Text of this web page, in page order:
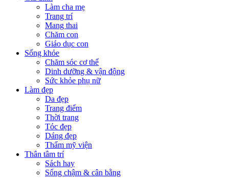
Làm cha mẹ
Trang trí
Mang thai
Chăm con
Giáo dục con
Sống khỏe
Chăm sóc cơ thể
Dinh dưỡng & vận động
Sức khỏe phụ nữ
Làm đẹp
Da đẹp
Trang điểm
Thời trang
Tóc đẹp
Dáng đẹp
Thẩm mỹ viện
Thân tâm trí
Sách hay
Sống chậm & cân bằng